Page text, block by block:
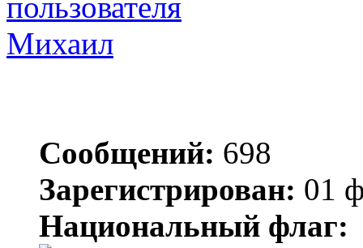
Михаил
Сообщений: 698
Зарегистрирован: 01
Национальный флаг: